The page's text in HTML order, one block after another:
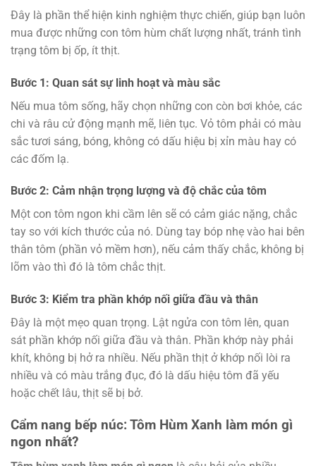
Đây là phần thể hiện kinh nghiệm thực chiến, giúp bạn luôn
mua được những con tôm hùm chất lượng nhất, tránh tình
trạng tôm bị ốp, ít thịt.
Bước 1: Quan sát sự linh hoạt và màu sắc
Nếu mua tôm sống, hãy chọn những con còn bơi khỏe, các
chi và râu cử động mạnh mẽ, liên tục. Vỏ tôm phải có màu
sắc tươi sáng, bóng, không có dấu hiệu bị xỉn màu hay có
các đốm lạ.
Bước 2: Cảm nhận trọng lượng và độ chắc của tôm
Một con tôm ngon khi cầm lên sẽ có cảm giác nặng, chắc
tay so với kích thước của nó. Dùng tay bóp nhẹ vào hai bên
thân tôm (phần vỏ mềm hơn), nếu cảm thấy chắc, không bị
lõm vào thì đó là tôm chắc thịt.
Bước 3: Kiểm tra phần khớp nối giữa đầu và thân
Đây là một mẹo quan trọng. Lật ngửa con tôm lên, quan
sát phần khớp nối giữa đầu và thân. Phần khớp này phải
khít, không bị hở ra nhiều. Nếu phần thịt ở khớp nối lòi ra
nhiều và có màu trắng đục, đó là dấu hiệu tôm đã yếu
hoặc chết lâu, thịt sẽ bị bở.
Cẩm nang bếp núc: Tôm Hùm Xanh làm món gì
ngon nhất?